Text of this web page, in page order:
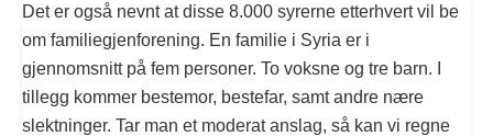
Det er også nevnt at disse 8.000 syrerne etterhvert vil be
om familiegjenforening. En familie i Syria er i
gjennomsnitt på fem personer. To voksne og tre barn. I
tillegg kommer bestemor, bestefar, samt andre nære
slektninger. Tar man et moderat anslag, så kan vi regne